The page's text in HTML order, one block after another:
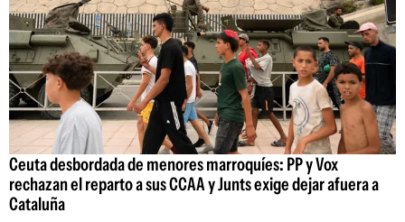
Ceuta desbordada de menores marroquíes: PP y Vox
rechazan el reparto a sus CCAA y Junts exige dejar afuera a
Cataluña